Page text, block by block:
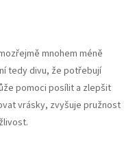
mnohem méně
tedy divu, že potřebují
pomoci posílit a zlepšit
vrásky, zvyšuje pružnost